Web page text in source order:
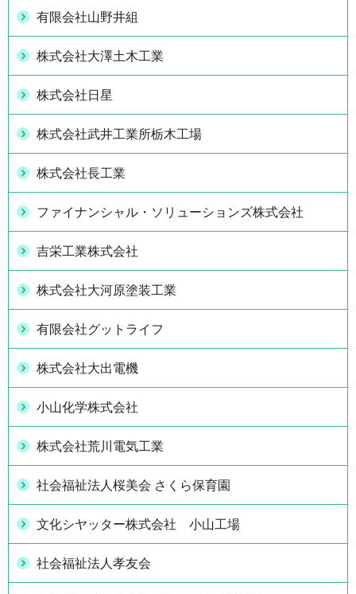
有限会社山野井組
株式会社大澤土木工業
株式会社日星
株式会社武井工業所栃木工場
株式会社長工業
ファイナンシャル・ソリューションズ株式会社
吉栄工業株式会社
株式会社大河原塗装工業
有限会社グットライフ
株式会社大出電機
小山化学株式会社
株式会社荒川電気工業
社会福祉法人桜美会 さくら保育園
文化シヤッター株式会社 小山工場
社会福祉法人孝友会